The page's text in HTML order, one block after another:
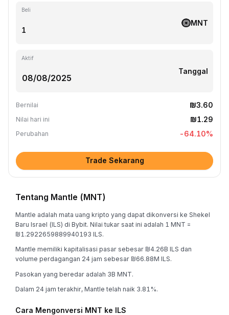
Beli
MNT
Aktif
Tanggal
Bernilai ₪3.60
Nilai hari ini ₪1.29
Perubahan -64.10%
Trade Sekarang
Tentang Mantle (MNT)
Mantle adalah mata uang kripto yang dapat dikonversi ke Shekel
Baru Israel (ILS) di Bybit. Nilai tukar saat ini adalah 1 MNT =
₪1.2922659889940193 ILS.
Mantle memiliki kapitalisasi pasar sebesar ₪4.26B ILS dan
volume perdagangan 24 jam sebesar ₪66.88M ILS.
Pasokan yang beredar adalah 3B MNT.
Dalam 24 jam terakhir, Mantle telah naik 3.81%.
Cara Mengonversi MNT ke ILS